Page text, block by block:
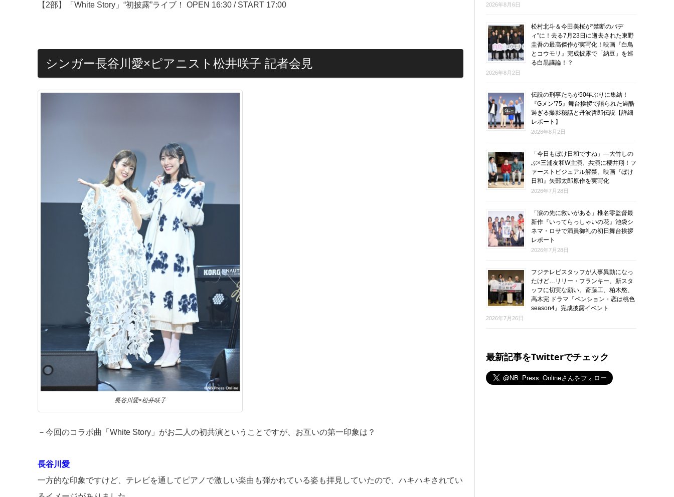
【2部】「White Story」“初披露”ライブ！ OPEN 16:30 / START 17:00
シンガー長谷川愛×ピアニスト松井咲子 記者会見
長谷川愛×松井咲子
－今回のコラボ曲「White Story」がお二人の初共演ということですが、お互いの第一印象は？
長谷川愛
一方的な印象ですけど、テレビを通してピアノで激しい楽曲も弾かれている姿も拝見していたので、ハキハキされてい
2026年8月6日
松村北斗＆今田美桜が“禁断のバデ
ィ”に！去る7月23日に逝去された東野
圭吾の最高傑作が実写化！映画『白鳥
とコウモリ』完成披露で「納豆」を巡
る白黒議論！？
2026年8月2日
伝説の刑事たちが50年ぶりに集結！
『Gメン’75』舞台挨拶で語られた過酷
過ぎる撮影秘話と丹波哲郎伝説【詳細
レポート】
2026年8月2日
「今日もぼけ日和ですね」―大竹しの
ぶ×三浦友和W主演、共演に櫻井翔！フ
ァーストビジュアル解禁。映画『ぼけ
日和』矢部太郎原作を実写化
2026年7月28日
「涙の先に救いがある」椎名零監督最
新作『いってらっしゃいの花』池袋シ
ネマ・ロサで満員御礼の初日舞台挨拶
レポート
2026年7月28日
フジテレビスタッフが人事異動になっ
たけど…リリー・フランキー、新スタ
ッフに切実な願い。斎藤工、柏木悠、
高木完 ドラマ『ペンション・恋は桃色
season4』完成披露イベント
2026年7月26日
最新記事をTwitterでチェック